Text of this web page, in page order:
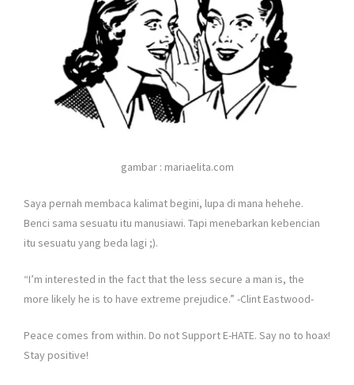
gambar : mariaelita.com
Saya pernah membaca kalimat begini, lupa di mana hehehe.
Benci sama sesuatu itu manusiawi. Tapi menebarkan kebencian
itu sesuatu yang beda lagi ;).
“I’m interested in the fact that the less secure a man is, the
more likely he is to have extreme prejudice.” -Clint Eastwood-
Peace comes from within. Do not Support E-HATE. Say no to hoax!
Stay positive!